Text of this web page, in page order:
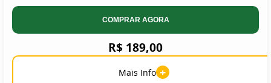
COMPRAR AGORA
R$ 189,00
Mais Info +